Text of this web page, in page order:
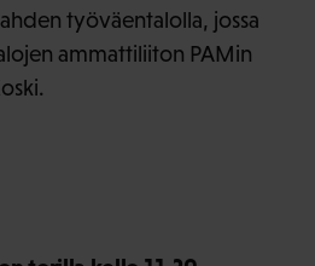
työväentalolla, jossa
ammattiliiton PAMin